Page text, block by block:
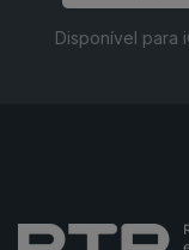
Disponível para